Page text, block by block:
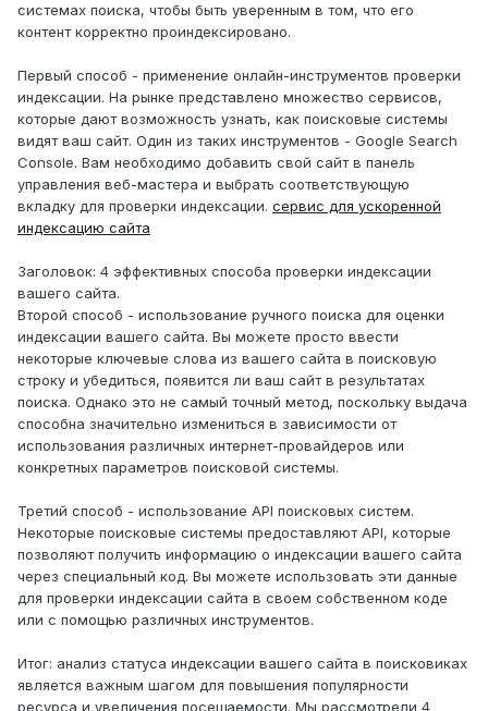
системах поиска, чтобы быть уверенным в том, что его
контент корректно проиндексировано.
Первый способ - применение онлайн-инструментов проверки
индексации. На рынке представлено множество сервисов,
которые дают возможность узнать, как поисковые системы
видят ваш сайт. Один из таких инструментов - Google Search
Console. Вам необходимо добавить свой сайт в панель
управления веб-мастера и выбрать соответствующую
вкладку для проверки индексации. сервис для ускоренной
индексацию сайта
Заголовок: 4 эффективных способа проверки индексации
вашего сайта.
Второй способ - использование ручного поиска для оценки
индексации вашего сайта. Вы можете просто ввести
некоторые ключевые слова из вашего сайта в поисковую
строку и убедиться, появится ли ваш сайт в результатах
поиска. Однако это не самый точный метод, поскольку выдача
способна значительно измениться в зависимости от
использования различных интернет-провайдеров или
конкретных параметров поисковой системы.
Третий способ - использование API поисковых систем.
Некоторые поисковые системы предоставляют API, которые
позволяют получить информацию о индексации вашего сайта
через специальный код. Вы можете использовать эти данные
для проверки индексации сайта в своем собственном коде
или с помощью различных инструментов.
Итог: анализ статуса индексации вашего сайта в поисковиках
является важным шагом для повышения популярности
ресурса и увеличения посещаемости. Мы рассмотрели 4